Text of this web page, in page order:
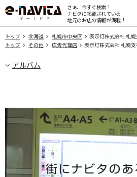
さぁ、今すぐ検索！
ナビタに掲載されている
地元のお店の情報が満載！
トップ 北海道 札幌市中央区
表示灯株式会社 札
トップ
その他 広告代理店 表示灯株式会社 札幌
アルバム